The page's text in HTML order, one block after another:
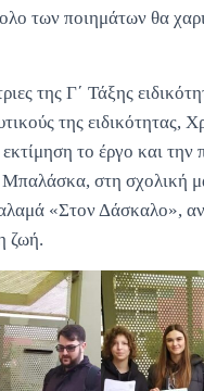
των ποιημάτων θα
της Γ΄ Τάξης
της ειδικότητας,
το έργο και την
στη σχολική
«Στον Δάσκαλο»,
ζωή.